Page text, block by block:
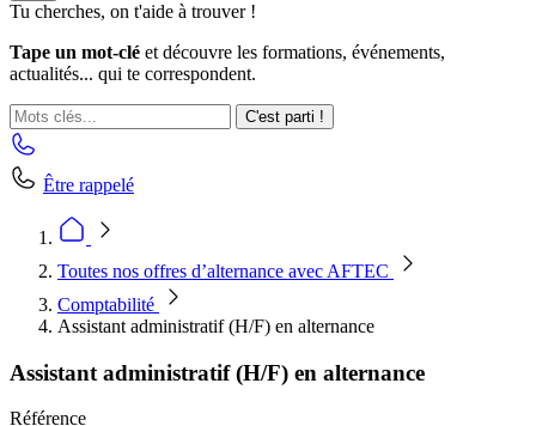
Tu cherches, on t'aide à trouver !
Tape un mot-clé et découvre les formations, événements,
actualités... qui te correspondent.
C'est parti !
Être rappelé
Toutes nos offres d’alternance avec AFTEC
Comptabilité
Assistant administratif (H/F) en alternance
Assistant administratif (H/F) en alternance
Référence